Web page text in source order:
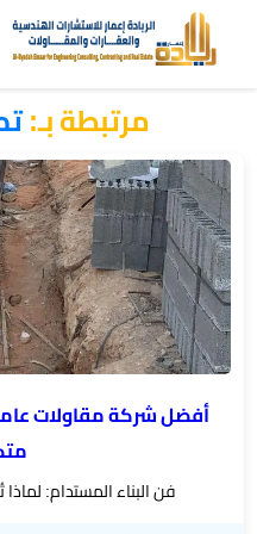
×
تصاميم
ومخططات▼
بناء
عظم
اليمن
مرتبطة بـ:
أفضل شركة مقاولات
فن البناء المستدام: